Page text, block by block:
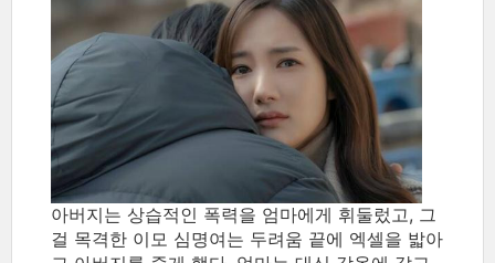
아버지는 상습적인 폭력을 엄마에게 휘둘렀고, 그
걸 목격한 이모 심명여는 두려움 끝에 엑셀을 밟아